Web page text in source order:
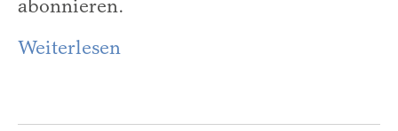
abonnieren.
Weiterlesen